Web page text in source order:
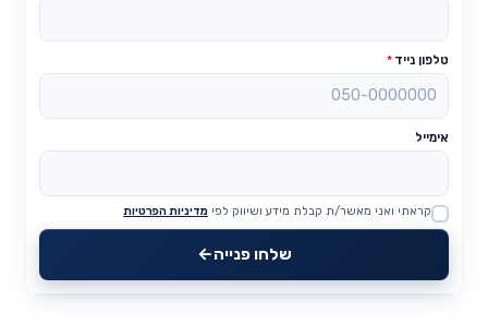
טלפון נייד *
אימייל
Website
קראתי ואני מאשר/ת קבלת מידע ושיווק לפי מדיניות הפרטיות
שלחו פנייה